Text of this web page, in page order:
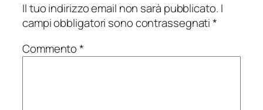
Il tuo indirizzo email non sarà pubblicato. I
campi obbligatori sono contrassegnati*
Commento*